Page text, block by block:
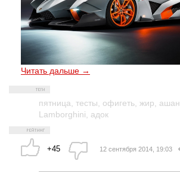
Читать дальше →
пятница тесты офигеть жир ашан
Lamborghini
адок
+45 12 сентября 2014, 19:03